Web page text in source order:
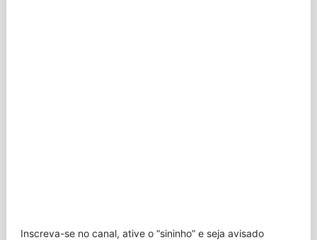
Inscreva-se no canal, ative o “sininho” e seja avisado